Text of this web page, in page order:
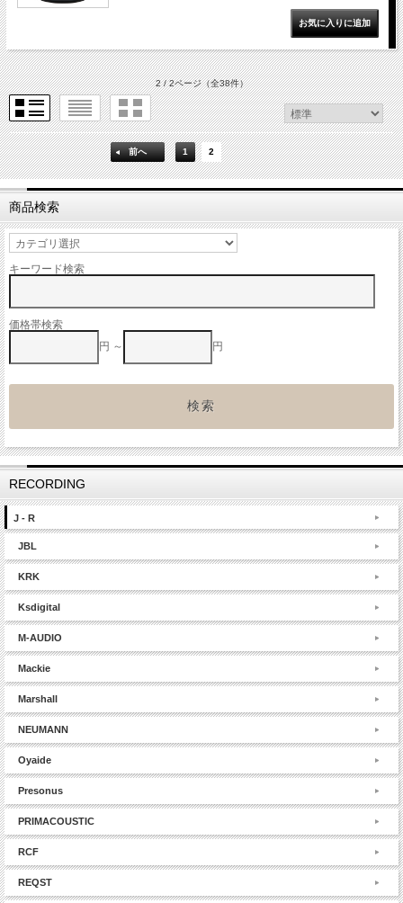
2 / 2ページ（全38件）
前へ 1 2
商品検索
キーワード検索
価格帯検索
円 ～
円
RECORDING
J - R
JBL
KRK
Ksdigital
M-AUDIO
Mackie
Marshall
NEUMANN
Oyaide
Presonus
PRIMACOUSTIC
RCF
REQST